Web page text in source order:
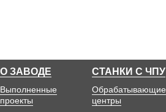
О ЗАВОДЕ
Выполненные
проекты
СТАНКИ С ЧПУ
Обрабатывающие
центры